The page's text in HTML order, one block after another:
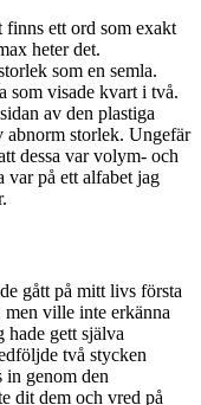
finns ett ord som exakt
heter det.
som en semla.
som visade kvart i två.
av den plastiga
abnorm storlek. Ungefär
dessa var volym- och
var på ett alfabet jag
gått på mitt livs första
ville inte erkänna
gett själva
två stycken
in genom den
dit dem och vred på